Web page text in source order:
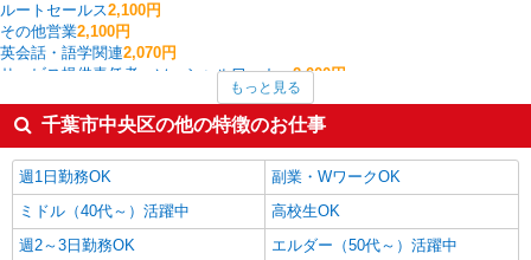
ルートセールス2,100円
その他営業2,100円
英会話・語学関連2,070円
サービス提供責任者・ソーシャルワーカー2,000円
家事代行1,700円
その他オフィスワーク・事務 1,661円
家電・携帯販売1,608円
千葉市中央区の他の職種の平均時給を見る
もっと見る
千葉市中央区の他の特徴のお仕事
週1日勤務OK
副業・WワークOK
ミドル（40代～）活躍中
高校生OK
週2～3日勤務OK
エルダー（50代～）活躍中